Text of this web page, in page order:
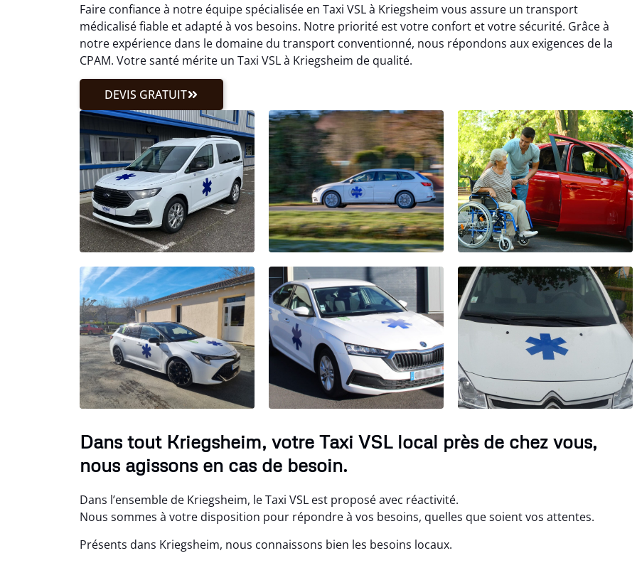
Faire confiance à notre équipe spécialisée en Taxi VSL à Kriegsheim vous assure un transport
médicalisé fiable et adapté à vos besoins. Notre priorité est votre confort et votre sécurité. Grâce à
notre expérience dans le domaine du transport conventionné, nous répondons aux exigences de la
CPAM. Votre santé mérite un Taxi VSL à Kriegsheim de qualité.
DEVIS GRATUIT
Dans tout Kriegsheim, votre Taxi VSL local près de chez vous,
nous agissons en cas de besoin.
Dans l’ensemble de Kriegsheim, le Taxi VSL est proposé avec réactivité.
Nous sommes à votre disposition pour répondre à vos besoins, quelles que soient vos attentes.
Présents dans Kriegsheim, nous connaissons bien les besoins locaux.